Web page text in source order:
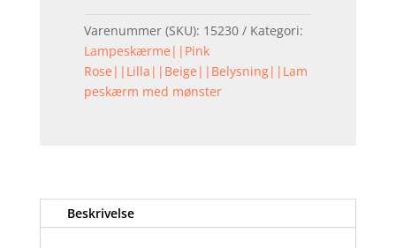
Varenummer (SKU): 15230
Kategori:
Lampeskærme||Pink
Rose||Lilla||Beige||Belysning||Lam
peskærm med mønster
Beskrivelse